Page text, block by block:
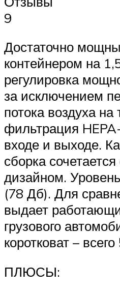
9
Достаточно
контейнером на
регулировка
за исключением
потока воздуха
фильтрация
входе и выходе.
сборка
дизайном.
(78 Дб). Для
выдает
грузового
коротковат –
ПЛЮСЫ: